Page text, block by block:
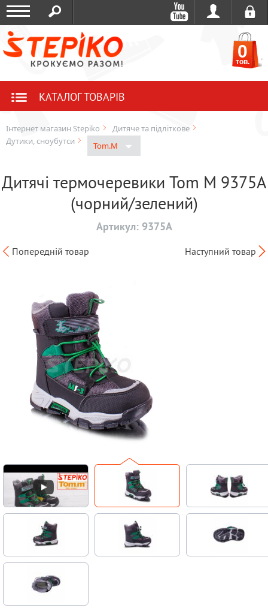
0
тов.
КАТАЛОГ ТОВАРІВ
Інтернет магазин Stepiko
Дитяче та підліткове
Дутики, сноубутси
Tom.M
Дитячі термочеревики Tom M 9375A
(чорний/зелений)
Артикул: 9375A
Попередній товар Наступний товар